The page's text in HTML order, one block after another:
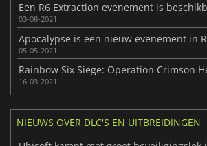
03-08-2021
05-05-2021
16-03-2021
NIEUWS OVER DLC'S EN UITBREIDINGEN